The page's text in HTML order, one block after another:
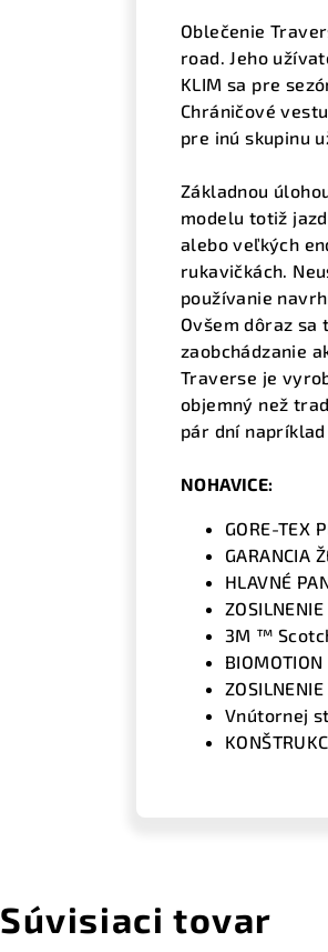
Oblečenie
road. Jeho
KLIM sa pre
Chráničové
pre inú skupinu
Základnou
modelu totiž
alebo veľkých
rukavičkách.
používanie
Ovšem dôraz
zaobchádzanie
Traverse je
objemný než
pár dní
NOHAVICE:
GORE-TEX
GARANCIA
HLAVNÉ
3M ™
Vnútornej
Súvisiaci tovar